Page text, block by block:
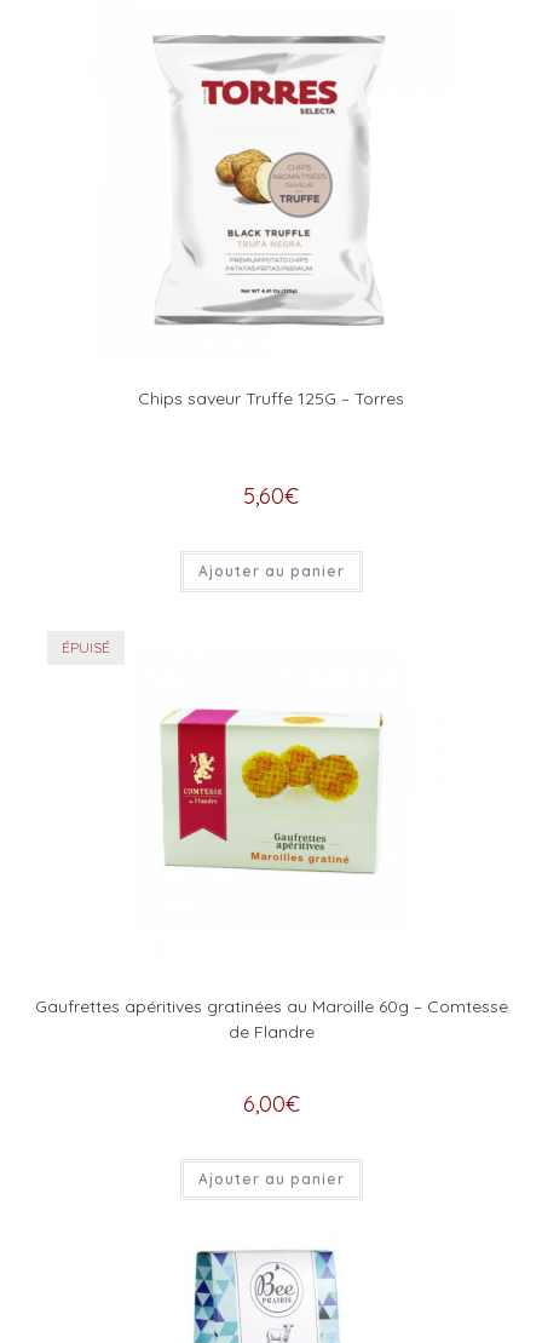
Chips saveur Truffe 125G – Torres
5,60€
Ajouter au panier
ÉPUISÉ
Gaufrettes apéritives gratinées au Maroille 60g – Comtesse
de Flandre
6,00€
Ajouter au panier